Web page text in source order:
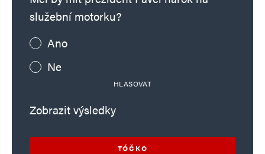
služební motorku?
Ano
Ne
HLASOVAT
Zobrazit výsledky
TÓČKO